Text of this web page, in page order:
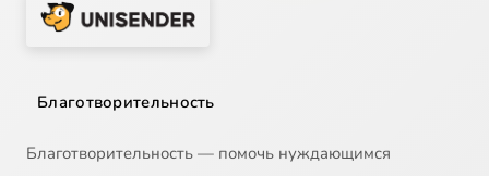
18 Генрих Семирадский - Марфа и Мария
Благотворительность
Благотворительность — помочь нуждающимся